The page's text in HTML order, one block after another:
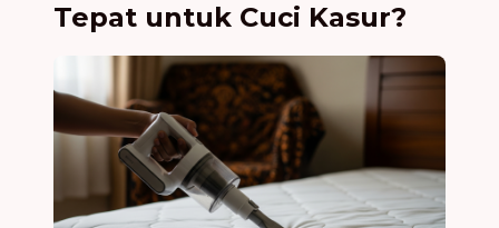
Tepat untuk Cuci Kasur?